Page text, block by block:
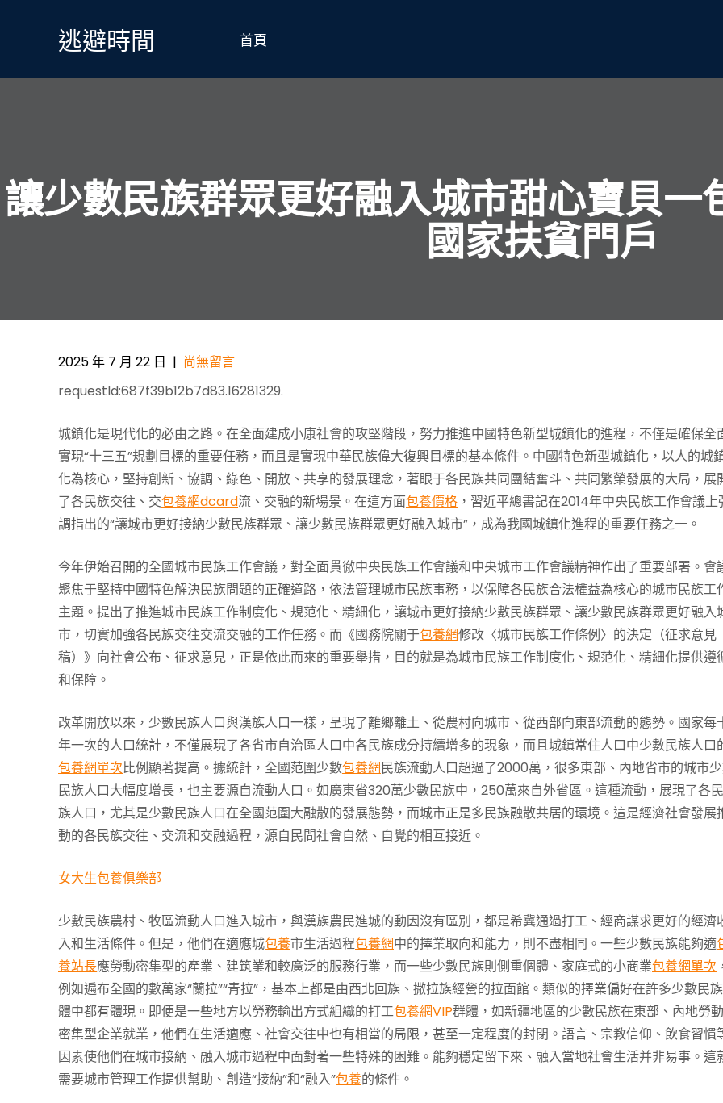
逃避時間 首頁
讓少數民族群眾更好融入城市甜心寶貝一
國家扶貧門戶
2025 年 7 月 22 日 | 尚無留言
requestId:687f39b12b7d83.16281329.
城鎮化是現代化的必由之路。在全面建成小康社會的攻堅階段，努力推進中國特色新型城鎮化的進程，不僅是確保全
實現“十三五”規劃目標的重要任務，而且是實現中華民族偉大復興目標的基本條件。中國特色新型城鎮化，以人的城
化為核心，堅持創新、協調、綠色、開放、共享的發展理念，著眼于各民族共同團結奮斗、共同繁榮發展的大局，展
了各民族交往、交包養網dcard流、交融的新場景。在這方面包養價格 ，習近平總書記在2014年中央民族工作會議上
調指出的“讓城市更好接納少數民族群眾、讓少數民族群眾更好融入城市”，成為我國城鎮化進程的重要任務之一。
今年伊始召開的全國城市民族工作會議，對全面貫徹中央民族工作會議和中央城市工作會議精神作出了重要部署。會
聚焦于堅持中國特色解決民族問題的正確道路，依法管理城市民族事務，以保障各民族合法權益為核心的城市民族工
主題。提出了推進城市民族工作制度化、規范化、精細化，讓城市更好接納少數民族群眾、讓少數民族群眾更好融入
市，切實加強各民族交往交流交融的工作任務。而《國務院關于包養網修改〈城市民族工作條例〉的決定（征求意見
稿）》向社會公布、征求意見，正是依此而來的重要舉措，目的就是為城市民族工作制度化、規范化、精細化提供遵
和保障。
改革開放以來，少數民族人口與漢族人口一樣，呈現了離鄉離土、從農村向城市、從西部向東部流動的態勢。國家每
年一次的人口統計，不僅展現了各省市自治區人口中各民族成分持續增多的現象，而且城鎮常住人口中少數民族人口
包養網單次比例顯著提高。據統計，全國范圍少數包養網民族流動人口超過了2000萬，很多東部、內地省市的城市
民族人口大幅度增長，也主要源自流動人口。如廣東省320萬少數民族中，250萬來自外省區。這種流動，展現了各民
族人口，尤其是少數民族人口在全國范圍大融散的發展態勢，而城市正是多民族融散共居的環境。這是經濟社會發展
動的各民族交往、交流和交融過程，源自民間社會自然、自覺的相互接近。
女大生包養俱樂部
少數民族農村、牧區流動人口進入城市，與漢族農民進城的動因沒有區別，都是希冀通過打工、經商謀求更好的經濟
入和生活條件。但是，他們在適應城包養市生活過程包養網中的擇業取向和能力，則不盡相同。一些少數民族能夠適
養站長應勞動密集型的產業、建筑業和較廣泛的服務行業，而一些少數民族則側重個體、家庭式的小商業包養網單次
例如遍布全國的數萬家“蘭拉”“青拉”，基本上都是由西北回族、撒拉族經營的拉面館。類似的擇業偏好在許多少數民
體中都有體現。即便是一些地方以勞務輸出方式組織的打工包養網VIP群體，如新疆地區的少數民族在東部、內地勞動
密集型企業就業，他們在生活適應、社會交往中也有相當的局限，甚至一定程度的封閉。語言、宗教信仰、飲食習慣
因素使他們在城市接納、融入城市過程中面對著一些特殊的困難。能夠穩定留下來、融入當地社會生活并非易事。這
需要城市管理工作提供幫助、創造“接納”和“融入”包養的條件。